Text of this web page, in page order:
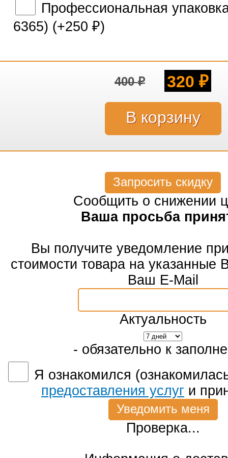
Профессиональная
6365) (+250 ₽)
400₽ 320 ₽
Запросить скидку
Сообщить о снижении
Ваша просьба
Вы получите уведомление
стоимости товара на указанные
Ваш E-Mail
Актуальность
- обязательно к
Я ознакомился
предоставления услуг и
Проверка...